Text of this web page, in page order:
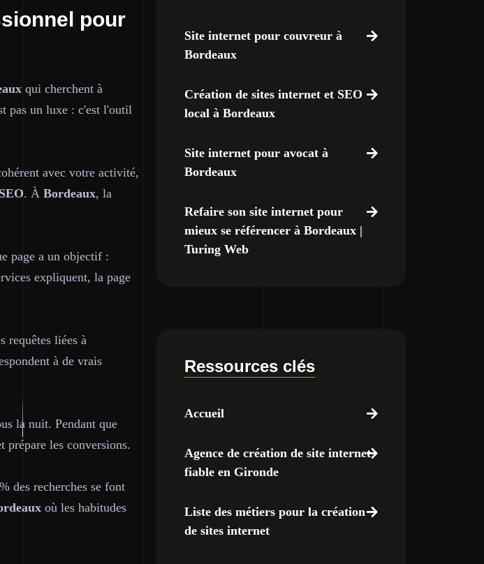
pour
qui cherchent à
pas un luxe : c'est l'outil
avec votre activité,
SEO. À Bordeaux, la
page a un objectif :
expliquent, la page
requêtes liées à
à de vrais
la nuit. Pendant que
prépare les conversions.
des recherches se font
où les habitudes
Site internet pour couvreur à
Bordeaux
Création de sites internet et SEO
local à Bordeaux
Site internet pour avocat à
Bordeaux
Refaire son site internet pour
mieux se référencer à Bordeaux |
Turing Web
Ressources clés
Accueil
Agence de création de site internet
fiable en Gironde
Liste des métiers pour la création
de sites internet